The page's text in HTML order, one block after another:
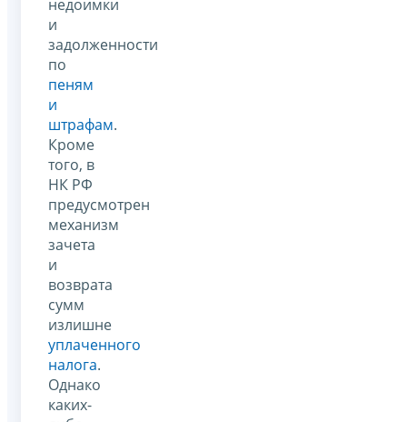
недоимки
и
задолженности
по
пеням
и
штрафам.
Кроме
того, в
НК РФ
предусмотрен
механизм
зачета
и
возврата
сумм
излишне
уплаченного
налога.
Однако
каких-